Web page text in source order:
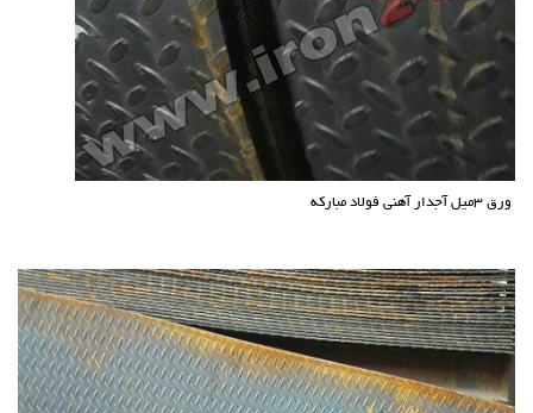
ورق 3میل آجدار آهنی فولاد مبارکه